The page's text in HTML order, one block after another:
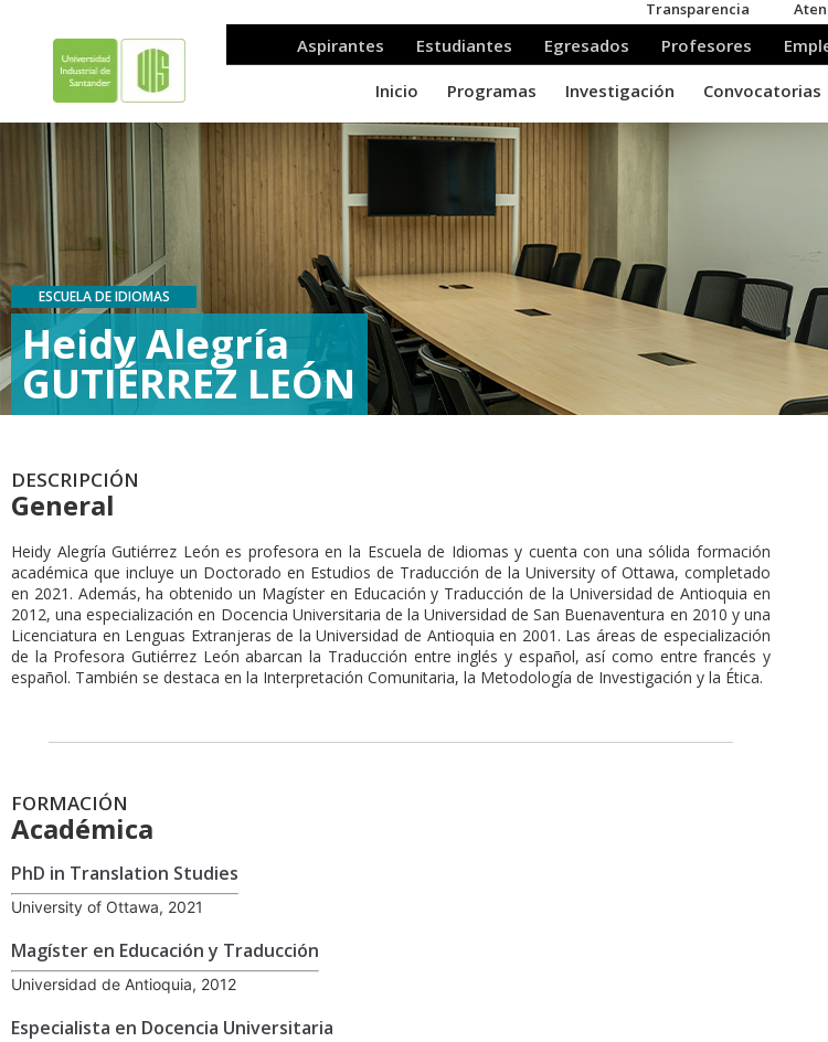
ESCUELA DE IDIOMAS
Heidy Alegría
GUTIÉRREZ LEÓN
DESCRIPCIÓN
General
Heidy Alegría Gutiérrez León es profesora en la Escuela de Idiomas y cuenta con una sólida formación
académica que incluye un Doctorado en Estudios de Traducción de la University of Ottawa, completado
en 2021. Además, ha obtenido un Magíster en Educación y Traducción de la Universidad de Antioquia en
2012, una especialización en Docencia Universitaria de la Universidad de San Buenaventura en 2010 y una
Licenciatura en Lenguas Extranjeras de la Universidad de Antioquia en 2001. Las áreas de especialización
de la Profesora Gutiérrez León abarcan la Traducción entre inglés y español, así como entre francés y
español. También se destaca en la Interpretación Comunitaria, la Metodología de Investigación y la Ética.
FORMACIÓN
Académica
PhD in Translation Studies
University of Ottawa, 2021
Magíster en Educación y Traducción
Universidad de Antioquia, 2012
Especialista en Docencia Universitaria